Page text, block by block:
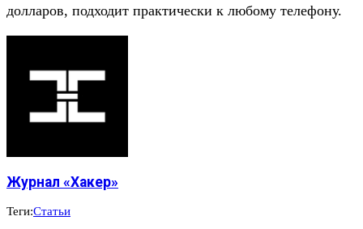
долларов, подходит практически к любому телефону.
Журнал «Хакер»
Теги:Статьи